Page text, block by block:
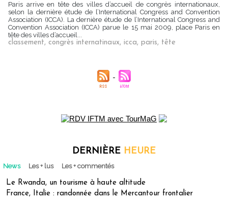
Paris arrive en tête des villes d’accueil de congrès internationaux,
selon la dernière étude de l’International Congress and Convention
Association (ICCA). La dernière étude de l’International Congress and
Convention Association (ICCA) parue le 15 mai 2009, place Paris en
tête des villes d’accueil...
classement, congrès internatinaux, icca, paris, tête
DERNIÈRE HEURE
News Les + lus Les + commentés
Le Rwanda, un tourisme à haute altitude
France, Italie : randonnée dans le Mercantour frontalier